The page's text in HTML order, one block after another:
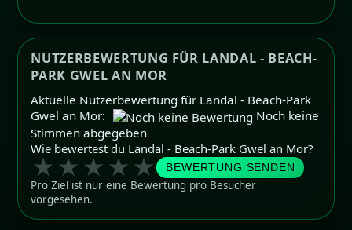
NUTZERBEWERTUNG FÜR LANDAL - BEACH-
PARK GWEL AN MOR
Aktuelle Nutzerbewertung für Landal - Beach-Park
Gwel an Mor:
Noch keine
Stimmen abgegeben
Wie bewertest du Landal - Beach-Park Gwel an Mor?
★
★
★
★
★ BEWERTUNG SENDEN
Pro Ziel ist nur eine Bewertung pro Besucher
vorgesehen.